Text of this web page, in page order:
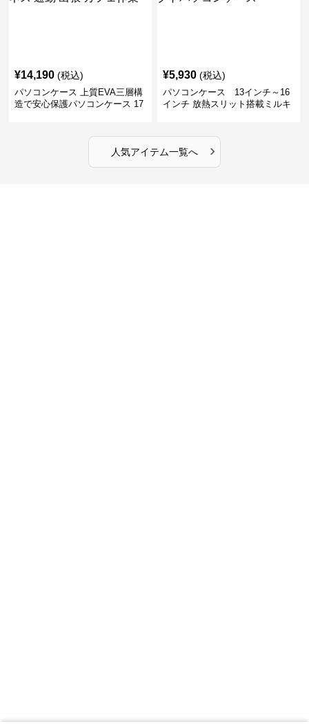
¥14,190 (税込)
パソコンケース 上質EVA三層構
造で安心保護パソコンケース 17
¥5,930 (税込)
パソコンケース 13インチ～16
インチ 放熱スリット搭載ミルキ
人気アイテム一覧へ ›